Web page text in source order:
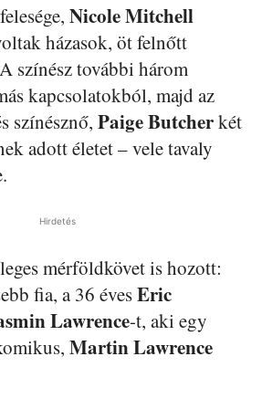
Nicole Mitchell
házasok, öt felnőtt
színész további három
kapcsolatokból, majd az
színésznő, Paige Butcherkét
adott életet – vele tavaly
Hirdetés
mérföldkövet is hozott:
fia, a 36 évesEric
Lawrence-t, aki egy
Martin Lawrence